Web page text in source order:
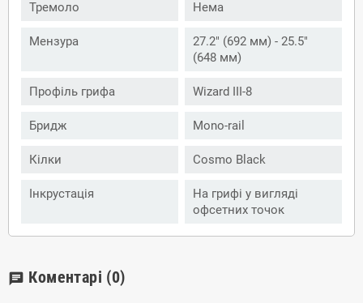
Тремоло Нема
Мензура
27.2" (692 мм) - 25.5"
(648 мм)
Профіль грифа Wizard III-8
Бридж Mono-rail
Кілки Cosmo Black
Інкрустація
На грифі у вигляді
офсетних точок
chat Коментарі (0)